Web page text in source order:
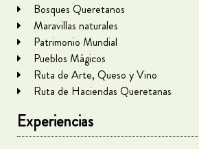
Bosques Queretanos
Maravillas naturales
Patrimonio Mundial
Pueblos Mágicos
Ruta de Arte, Queso y Vino
Ruta de Haciendas Queretanas
Experiencias